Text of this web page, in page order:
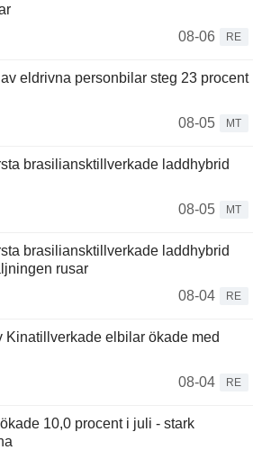
08-06
RE
eldrivna personbilar steg 23 procent
08-05
MT
brasiliansktillverkade laddhybrid
08-05
MT
brasiliansktillverkade laddhybrid
rusar
08-04
RE
Kinatillverkade elbilar ökade med
08-04
RE
10,0 procent i juli - stark